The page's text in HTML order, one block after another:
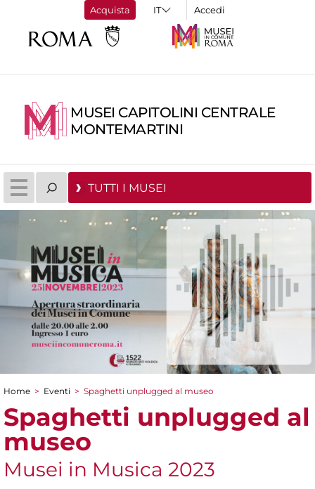
Acquista Accedi
MUSEI CAPITOLINI CENTRALE
MONTEMARTINI
TUTTI I MUSEI
Tu sei qui
Home > Eventi > Spaghetti unplugged al museo
Spaghetti unplugged al
museo
Musei in Musica 2023